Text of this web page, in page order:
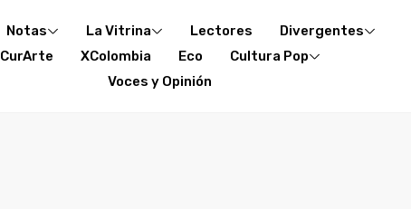
Notas La Vitrina Lectores
Divergentes
CurArte
XColombia Eco
Cultura Pop
Voces y Opinión